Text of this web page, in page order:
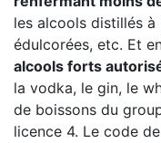
les alcools distillés
édulcorées, etc. Et
alcools forts
la vodka, le gin, le
de boissons du
licence 4. Le code